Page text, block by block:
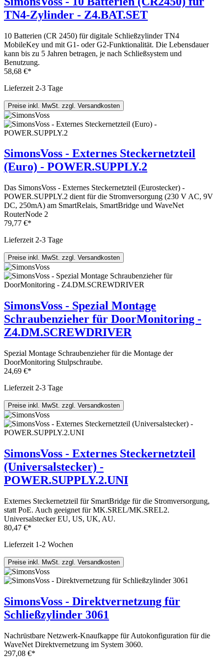
TN4-Zylinder - Z4.BAT.SET
10 Batterien (CR 2450) für digitale Schließzylinder TN4
MobileKey und mit G1- oder G2-Funktionalität. Die Lebensdauer
kann bis zu 5 Jahren betragen, je nach Schließsystem und
Benutzung.
58,68 €*
Lieferzeit 2-3 Tage
Preise inkl. MwSt. zzgl. Versandkosten
SimonsVoss - Externes Steckernetzteil
(Euro) - POWER.SUPPLY.2
Das SimonsVoss - Externes Steckernetzteil (Eurostecker) -
POWER.SUPPLY.2 dient für die Stromversorgung (230 V AC, 9V
DC, 250mA) am SmartRelais, SmartBridge und WaveNet
RouterNode 2
79,77 €*
Lieferzeit 2-3 Tage
Preise inkl. MwSt. zzgl. Versandkosten
SimonsVoss - Spezial Montage
Schraubenzieher für DoorMonitoring -
Z4.DM.SCREWDRIVER
Spezial Montage Schraubenzieher für die Montage der
DoorMonitoring Stulpschraube.
24,69 €*
Lieferzeit 2-3 Tage
Preise inkl. MwSt. zzgl. Versandkosten
SimonsVoss - Externes Steckernetzteil
(Universalstecker) -
POWER.SUPPLY.2.UNI
Externes Steckernetzteil für SmartBridge für die Stromversorgung,
statt PoE. Auch geeignet für MK.SREL/MK.SREL2.
Universalstecker EU, US, UK, AU.
80,47 €*
Lieferzeit 1-2 Wochen
Preise inkl. MwSt. zzgl. Versandkosten
SimonsVoss - Direktvernetzung für
Schließzylinder 3061
Nachrüstbare Netzwerk-Knaufkappe für Autokonfiguration für die
WaveNet Direktvernetzung im System 3060.
297,08 €*